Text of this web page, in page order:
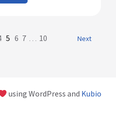
5 6 7 … 10 Next
using WordPress and Kubio